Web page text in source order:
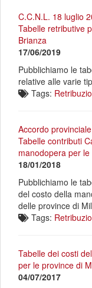
C.C.N.L. 18 luglio
Tabelle retributive
Brianza
17/06/2019
Pubblichiamo le
relative alle varie
Tags:
Accordo
Tabelle contributi
manodopera per
18/01/2018
Pubblichiamo le
del costo della
delle province di
Tags:
Tabelle dei costi
per le province di
04/07/2017